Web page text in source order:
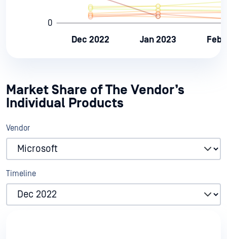
Market Share of The Vendor’s
Individual Products
Vendor
Timeline